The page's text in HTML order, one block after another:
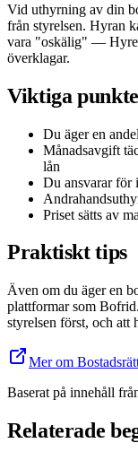
Vid uthyrning av din
från styrelsen. Hyran
vara "oskälig" —
överklagar.
Viktiga
Du äger en
Månadsavgift
lån
Du ansvarar för
Priset sätts av
Praktiskt tips
Även om du äger en
plattformar som
styrelsen först, och att
Mer om
Baserat på innehåll
Relaterade